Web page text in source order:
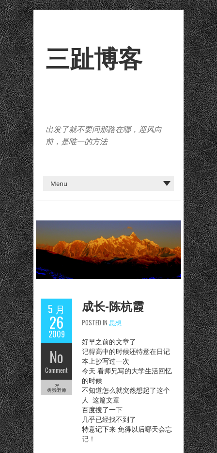
三趾博客
出发了就不要问那路在哪，迎风向
前，是唯一的方法
5 月
26
2009
No
Comment
by
树獭老师
成长-陈杭霞
POSTED IN 思想
好早之前的文章了
记得高中的时候还特意在日记
本上抄写过一次
今天 看师兄写的大学生活回忆
的时候
不知道怎么就突然想起了这个
人 这篇文章
百度搜了一下
几乎已经找不到了
特意记下来 免得以后哪天会忘
记！